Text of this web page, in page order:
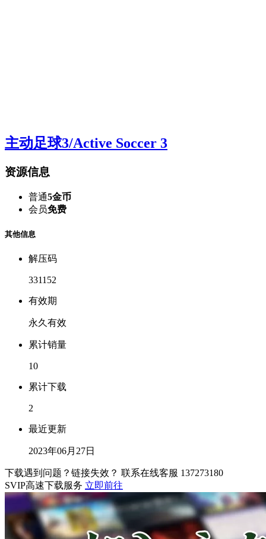
主动足球3/Active Soccer 3
资源信息
普通5金币
会员免费
其他信息
解压码
331152
有效期
永久有效
累计销量
10
累计下载
2
最近更新
2023年06月27日
下载遇到问题？链接失效？ 联系在线客服 137273180
SVIP高速下载服务 立即前往